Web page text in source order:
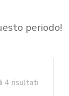
periodo!
4 risultati